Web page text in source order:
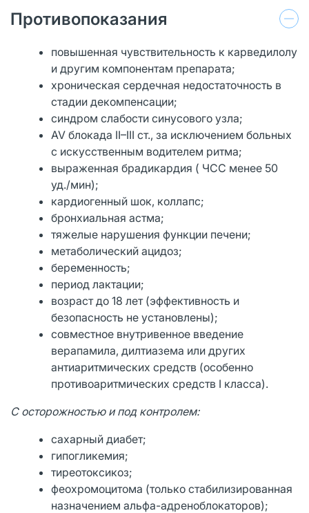
Противопоказания
повышенная чувствительность к карведилолу
и другим компонентам препарата;
хроническая сердечная недостаточность в
стадии декомпенсации;
синдром слабости синусового узла;
AV блокада II–III ст., за исключением больных
с искусственным водителем ритма;
выраженная брадикардия ( ЧСС менее 50
уд./мин);
кардиогенный шок, коллапс;
бронхиальная астма;
тяжелые нарушения функции печени;
метаболический ацидоз;
беременность;
период лактации;
возраст до 18 лет (эффективность и
безопасность не установлены);
совместное внутривенное введение
верапамила, дилтиазема или других
антиаритмических средств (особенно
противоаритмических средств I класса).
С осторожностью и под контролем:
сахарный диабет;
гипогликемия;
тиреотоксикоз;
феохромоцитома (только стабилизированная
назначением альфа-адреноблокаторов);